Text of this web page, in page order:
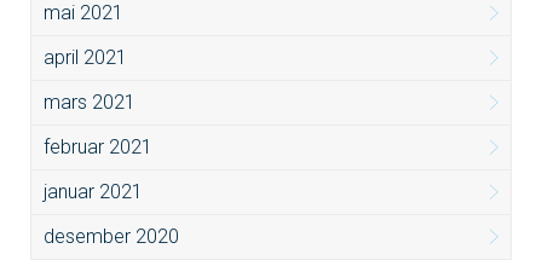
mai 2021
april 2021
mars 2021
februar 2021
januar 2021
desember 2020